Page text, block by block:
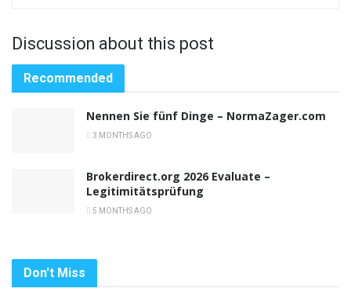
Discussion about this post
Recommended
Nennen Sie fünf Dinge – NormaZager.com
3 MONTHS AGO
Brokerdirect.org 2026 Evaluate –
Legitimitätsprüfung
5 MONTHS AGO
Don't Miss